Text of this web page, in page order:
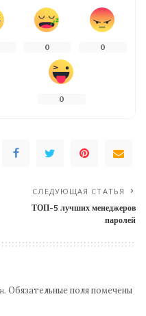
0 0
0
СЛЕДУЮЩАЯ СТАТЬЯ
ТОП-5 лучших менеджеров
паролей
Обязательные поля помечены